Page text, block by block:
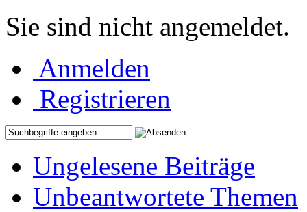
Sie sind nicht angemeldet.
Anmelden
Registrieren
Ungelesene Beiträge
Unbeantwortete Themen